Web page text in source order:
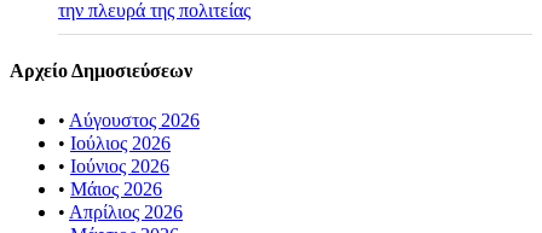
την πλευρά της πολιτείας
Αρχείο Δημοσιεύσεων
• Αύγουστος 2026
• Ιούλιος 2026
• Ιούνιος 2026
• Μάιος 2026
• Απρίλιος 2026